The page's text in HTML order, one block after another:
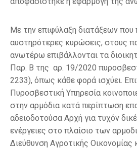
Με την επιφύλαξη διατάξεων
αυστηρότερες κυρώσεις, στους
ανωτέρω επιβάλλονται τα
Παρ. Β της αρ. 19/2020
2233), όπως κάθε φορά ισχύει.
Πυροσβεστική Υπηρεσία
στην αρμόδια κατά περίπτωση
αδειοδοτούσα Αρχή για τυχόν
ενέργειες στο πλαίσιο των
Διεύθυνση Αγροτικής Οικονομίας